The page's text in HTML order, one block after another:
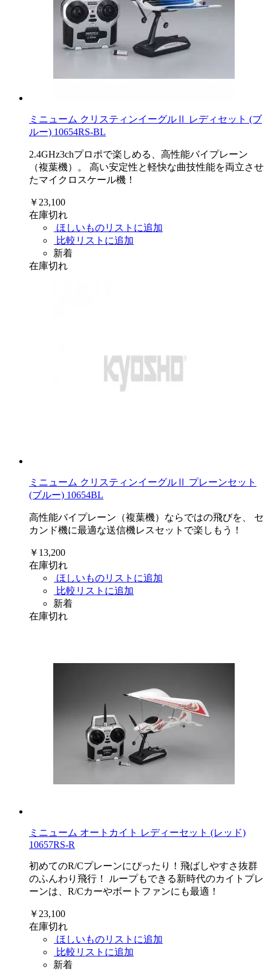
ミニューム クリスティンイーグルⅡ レディセット (ブ
ルー) 10654RS-BL
2.4GHz3chプロポで楽しめる、高性能バイプレーン
（複葉機）。 高い安定性と軽快な曲技性能を両立させ
たマイクロスケール機！
￥23,100
在庫切れ
ほしいものリストに追加
比較リストに追加
新着
在庫切れ
ミニューム クリスティンイーグルⅡ プレーンセット
(ブルー) 10654BL
高性能バイプレーン（複葉機）ならではの飛びを、 セ
カンド機に最適な送信機レスセットで楽しもう！
￥13,200
在庫切れ
ほしいものリストに追加
比較リストに追加
新着
在庫切れ
ミニューム オートカイト レディーセット (レッド)
10657RS-R
初めてのR/Cプレーンにぴったり！飛ばしやすさ抜群
のふんわり飛行！ ループもできる新時代のカイトプレ
ーンは、R/Cカーやボートファンにも最適！
￥23,100
在庫切れ
ほしいものリストに追加
比較リストに追加
新着